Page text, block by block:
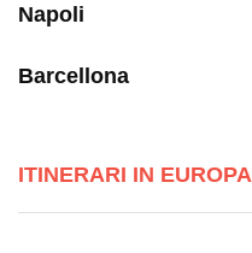
Napoli
Barcellona
ITINERARI IN EUROPA